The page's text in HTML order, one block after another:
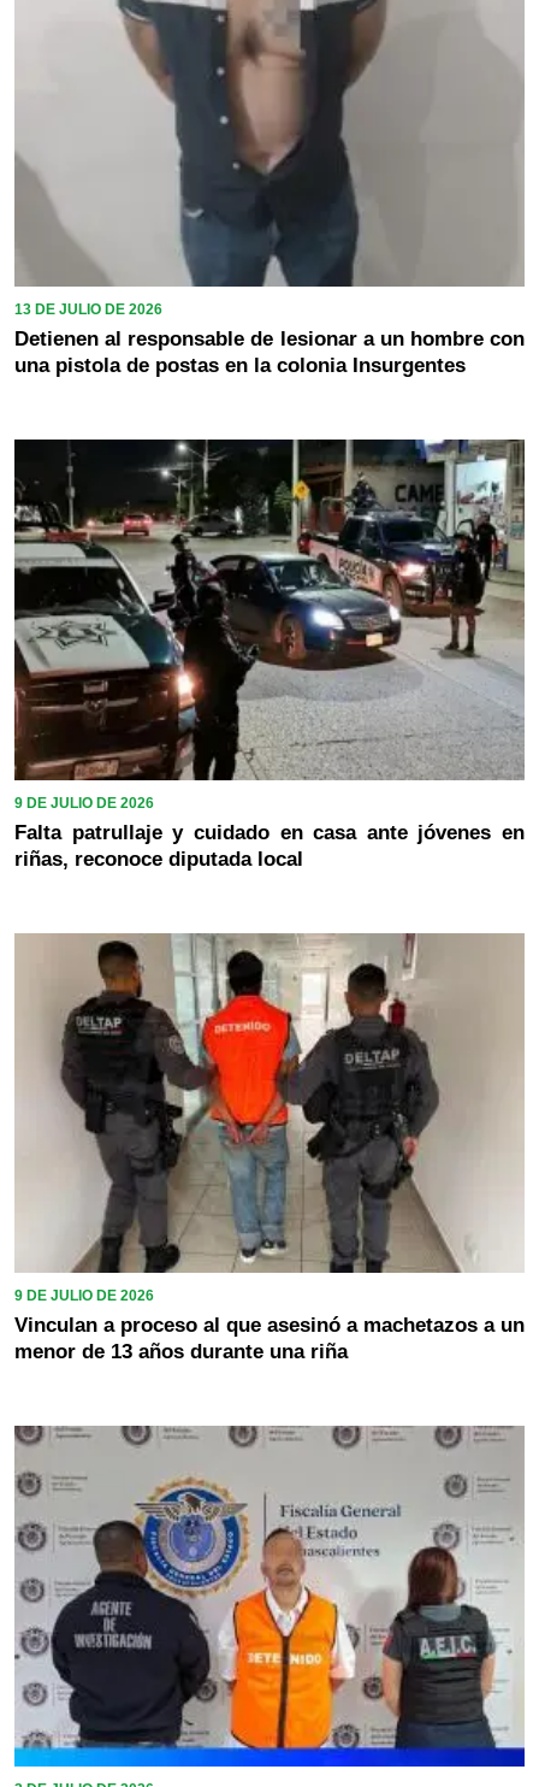
13 DE JULIO DE 2026
Detienen al responsable de lesionar a un hombre con
una pistola de postas en la colonia Insurgentes
9 DE JULIO DE 2026
Falta patrullaje y cuidado en casa ante jóvenes en
riñas, reconoce diputada local
9 DE JULIO DE 2026
Vinculan a proceso al que asesinó a machetazos a un
menor de 13 años durante una riña